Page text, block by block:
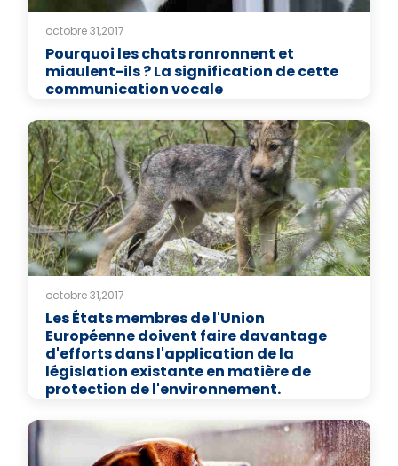
octobre 31,2017
Pourquoi les chats ronronnent et
miaulent-ils ? La signification de cette
communication vocale
octobre 31,2017
Les États membres de l'Union
Européenne doivent faire davantage
d'efforts dans l'application de la
législation existante en matière de
protection de l'environnement.